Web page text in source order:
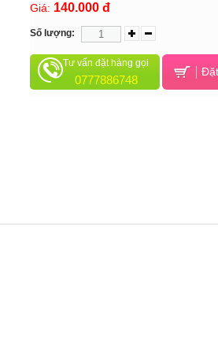
Giá: 140.000 đ
Số lượng:
Tư vấn đặt hàng gọi
0777886748